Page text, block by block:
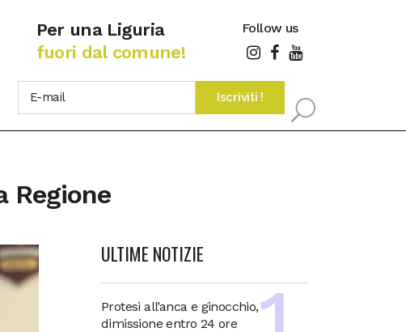
Per una Liguria
fuori dal comune!
Follow us
Regione
ULTIME NOTIZIE
Protesi all’anca e ginocchio,
dimissione entro 24 ore